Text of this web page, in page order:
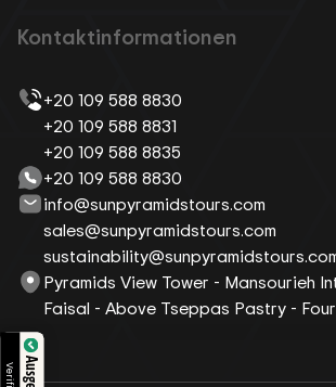
Kontaktinformationen
+20 109 588 8830
+20 109 588 8831
+20 109 588 8835
+20 109 588 8830
info@sunpyramidstours.com
sales@sunpyramidstours.com
Pyramids View Tower - Mansourieh
Faisal - Above Tseppas Pastry -